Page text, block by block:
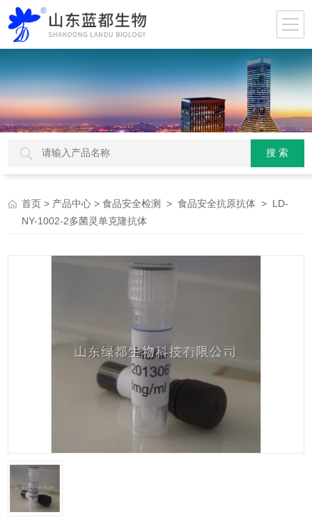
首页 > 产品中心 >食品安全检测 >食品安全抗原抗体 > LD-
NY-1002-2多菌灵单克隆抗体